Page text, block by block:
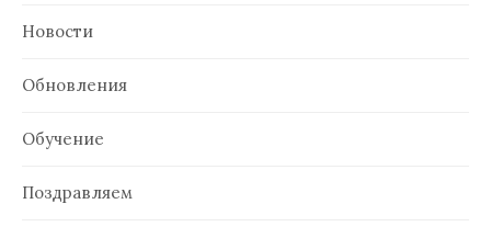
Новости
Обновления
Обучение
Поздравляем